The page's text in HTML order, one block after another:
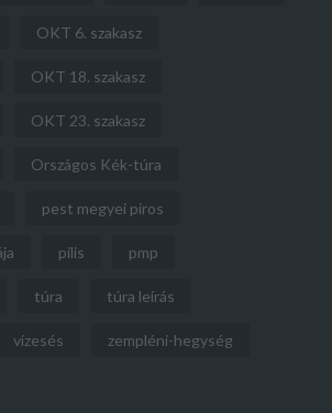
OKT 6. szakasz
OKT 18. szakasz
OKT 23. szakasz
Országos Kék-túra
pest megyei piros
pilis pmp
túra túra leírás
vízesés zempléni-hegység